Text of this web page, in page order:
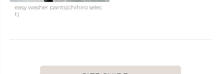
easy washer pants(chihiro selec
t)